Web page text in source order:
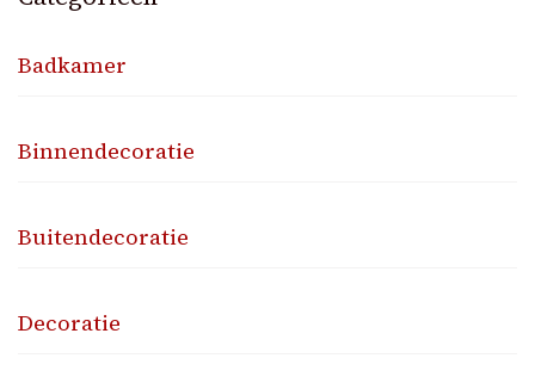
Badkamer
Binnendecoratie
Buitendecoratie
Decoratie